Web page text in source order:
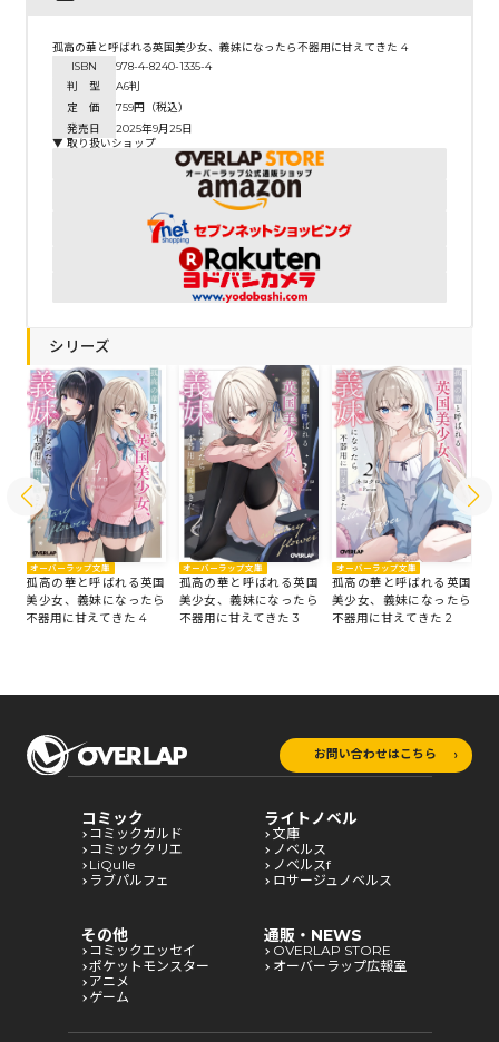
孤高の華と呼ばれる英国美少女、義妹になったら不器用に甘えてきた 4
ISBN
978-4-8240-1335-4
判 型
A6判
定 価
759円（税込）
発売日
2025年9月25日
▼ 取り扱いショップ
シリーズ
オーバーラップ文庫
孤高の華と呼ばれる英国
美少女、義妹になったら
不器用に甘えてきた 4
オーバーラップ文庫
孤高の華と呼ばれる英国
美少女、義妹になったら
不器用に甘えてきた 3
オーバーラップ文庫
孤高の華と呼ばれる英国
美少女、義妹になったら
不器用に甘えてきた 2
お問い合わせはこちら
コミック
コミックガルド
コミッククリエ
LiQulle
ラブパルフェ
ライトノベル
文庫
ノベルス
ノベルスf
ロサージュノベルス
その他
コミックエッセイ
ポケットモンスター
アニメ
ゲーム
通販・NEWS
OVERLAP STORE
オーバーラップ広報室